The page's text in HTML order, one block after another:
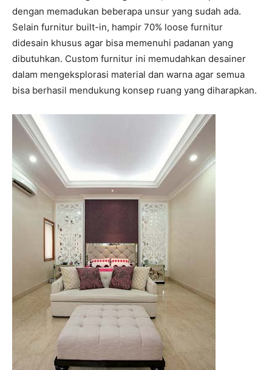
dengan memadukan beberapa unsur yang sudah ada.
Selain furnitur built-in, hampir 70% loose furnitur
didesain khusus agar bisa memenuhi padanan yang
dibutuhkan. Custom furnitur ini memudahkan desainer
dalam mengeksplorasi material dan warna agar semua
bisa berhasil mendukung konsep ruang yang diharapkan.